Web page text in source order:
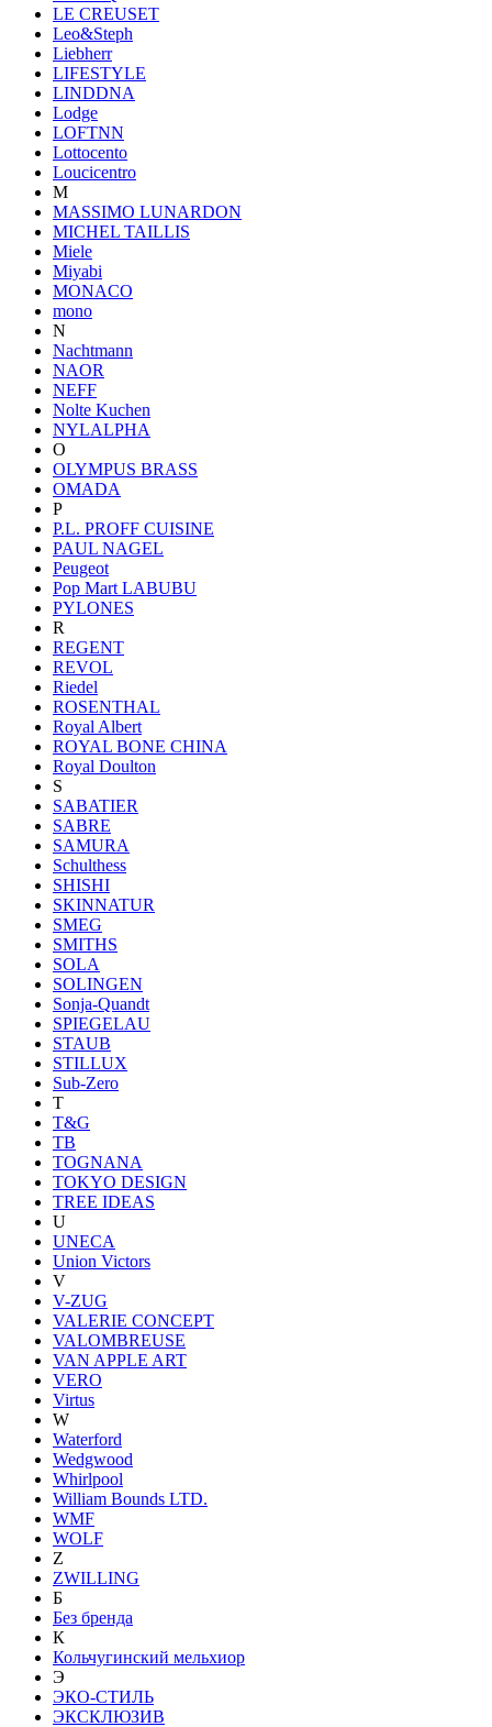
LE CREUSET
Leo&Steph
Liebherr
LIFESTYLE
LINDDNA
Lodge
LOFTNN
Lottocento
Loucicentro
M
MASSIMO LUNARDON
MICHEL TAILLIS
Miele
Miyabi
MONACO
mono
N
Nachtmann
NAOR
NEFF
Nolte Kuchen
NYLALPHA
O
OLYMPUS BRASS
OMADA
P
P.L. PROFF CUISINE
PAUL NAGEL
Peugeot
Pop Mart LABUBU
PYLONES
R
REGENT
REVOL
Riedel
ROSENTHAL
Royal Albert
ROYAL BONE CHINA
Royal Doulton
S
SABATIER
SABRE
SAMURA
Schulthess
SHISHI
SKINNATUR
SMEG
SMITHS
SOLA
SOLINGEN
Sonja-Quandt
SPIEGELAU
STAUB
STILLUX
Sub-Zero
T
T&G
TB
TOGNANA
TOKYO DESIGN
TREE IDEAS
U
UNECA
Union Victors
V
V-ZUG
VALERIE CONCEPT
VALOMBREUSE
VAN APPLE ART
VERO
Virtus
W
Waterford
Wedgwood
Whirlpool
William Bounds LTD.
WMF
WOLF
Z
ZWILLING
Б
Без бренда
К
Кольчугинский мельхиор
Э
ЭКО-СТИЛЬ
ЭКСКЛЮЗИВ